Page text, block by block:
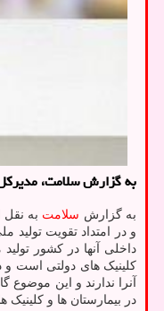
به گزارش سلامت، مدیرکل دارو و
به گزارش سلامت به نقل
و در امتداد تقویت
داخلی آنها در کشور
کلینیک های دولتی است و
آنرا ندارند و این
در بیمارستان ها و